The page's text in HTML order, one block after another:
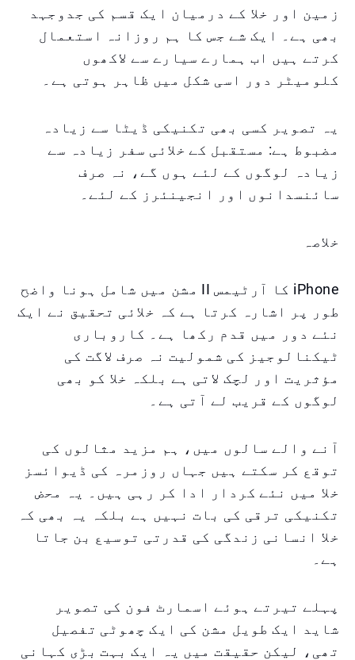
زمین اور خلا کے درمیان ایک قسم کی جدوجہد
بھی ہے۔ ایک شے جس کا ہم روزانہ استعمال
کرتے ہیں اب ہمارے سیارے سے لاکھوں
کلومیٹر دور اسی شکل میں ظاہر ہوتی ہے۔
یہ تصویر کسی بھی تکنیکی ڈیٹا سے زیادہ
مضبوط ہے: مستقبل کے خلائی سفر زیادہ سے
زیادہ لوگوں کے لئے ہوں گے، نہ صرف
سائنسدانوں اور انجینئرز کے لئے۔
خلاصہ
iPhone کا آرٹیمس II مشن میں شامل ہونا واضح
طور پر اشارہ کرتا ہے کہ خلائی تحقیق نے ایک
نئے دور میں قدم رکھا ہے۔ کاروباری
ٹیکنالوجیز کی شمولیت نہ صرف لاگت کی
مؤثریت اور لچک لاتی ہے بلکہ خلا کو بھی
لوگوں کے قریب لے آتی ہے۔
آنے والے سالوں میں، ہم مزید مثالوں کی
توقع کر سکتے ہیں جہاں روزمرہ کی ڈیوائسز
خلا میں نئے کردار ادا کر رہی ہیں۔ یہ محض
تکنیکی ترقی کی بات نہیں ہے بلکہ یہ بھی کہ
خلا انسانی زندگی کی قدرتی توسیع بن جاتا
ہے۔
پہلے تیرتے ہوئے اسمارٹ فون کی تصویر
شاید ایک طویل مشن کی ایک چھوٹی تفصیل
تھی، لیکن حقیقت میں یہ ایک بہت بڑی کہانی